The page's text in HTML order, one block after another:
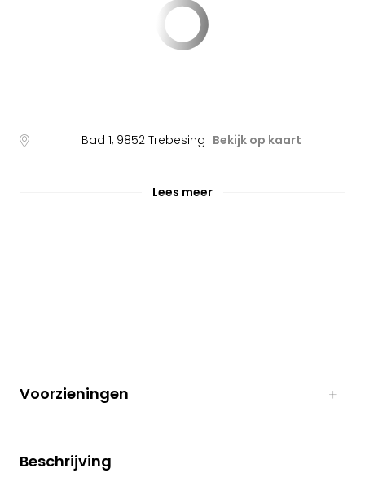
Bad 1, 9852 Trebesing Bekijk op kaart
Lees meer
Voorzieningen
Beschrijving